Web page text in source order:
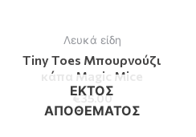
Λευκά είδη
Tiny Toes Μπουρνούζι
κάπα Magic Mice
€35.00
ΕΚΤΌΣ
ΑΠΟΘΈΜΑΤΟΣ